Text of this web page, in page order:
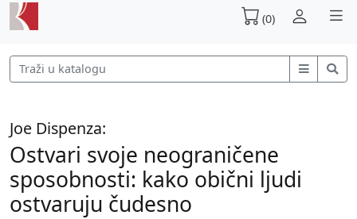
(0)
Joe Dispenza:
Ostvari svoje neograničene
sposobnosti: kako obični ljudi
ostvaruju čudesno